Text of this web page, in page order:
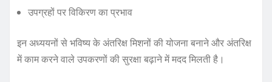
उपग्रहों पर विकिरण का प्रभाव
इन अध्ययनों से भविष्य के अंतरिक्ष मिशनों की योजना बनाने और अंतरिक्ष
में काम करने वाले उपकरणों की सुरक्षा बढ़ाने में मदद मिलती है।